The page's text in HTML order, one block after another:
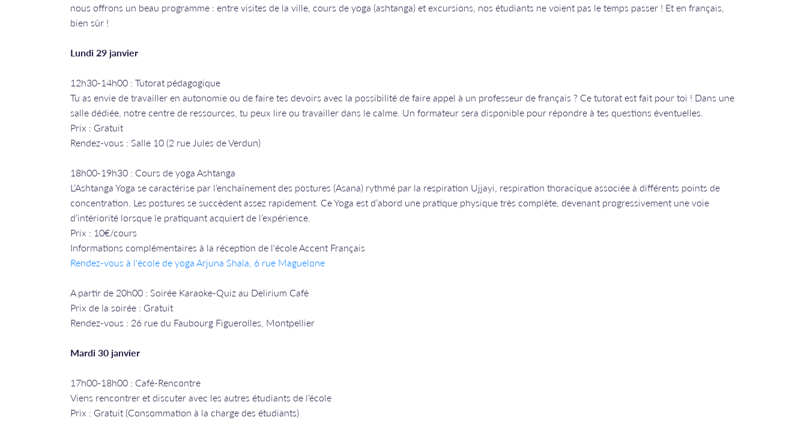
nous offrons un beau programme : entre visites de la ville, cours de yoga (ashtanga) et excursions, nos étudiants ne voient pas le temps passer ! Et en français,
bien sûr !
Lundi 29 janvier
12h30-14h00 : Tutorat pédagogique
Tu as envie de travailler en autonomie ou de faire tes devoirs avec la possibilité de faire appel à un professeur de français ? Ce tutorat est fait pour toi ! Dans une
salle dédiée, notre centre de ressources, tu peux lire ou travailler dans le calme. Un formateur sera disponible pour répondre à tes questions éventuelles.
Prix : Gratuit
Rendez-vous : Salle 10 (2 rue Jules de Verdun)
18h00-19h30 : Cours de yoga Ashtanga
L’Ashtanga Yoga se caractérise par l’enchaînement des postures (Asana) rythmé par la respiration Ujjayi, respiration thoracique associée à différents points de
concentration. Les postures se succèdent assez rapidement. Ce Yoga est d’abord une pratique physique très complète, devenant progressivement une voie
d’intériorité lorsque le pratiquant acquiert de l’expérience.
Prix : 10€/cours
Informations complémentaires à la réception de l'école Accent Français
Rendez-vous à l'école de yoga Arjuna Shala, 6 rue Maguelone
A partir de 20h00 : Soirée Karaoke-Quiz au Delirium Café
Prix de la soirée : Gratuit
Rendez-vous : 26 rue du Faubourg Figuerolles, Montpellier
Mardi 30 janvier
17h00-18h00 : Café-Rencontre
Viens rencontrer et discuter avec les autres étudiants de l’école
Prix : Gratuit (Consommation à la charge des étudiants)